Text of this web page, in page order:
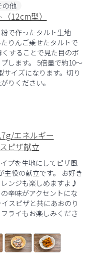
の他
12cm型）
で作ったタルト生地
りんご乗せたタルトで
することで見た目のボ
します。 5倍量で約10～
サイズになります。切り
りください。
エネルギー
ピザ献立
プを生地にしてピザ風
主役の献立です。 お好き
ンジも楽しめますよ♪
辛味がアクセントにな
スピザと共にあおのり
ライもお楽しみくださ